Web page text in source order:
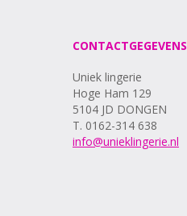
CONTACTGEGEVENS
Uniek lingerie
Hoge Ham 129
5104 JD DONGEN
T. 0162-314 638
info@unieklingerie.nl